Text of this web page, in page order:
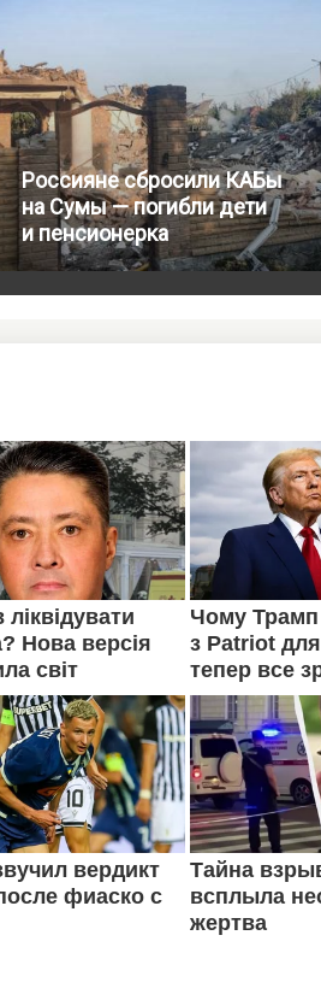
Россияне сбросили КАБы
на Сумы — погибли дети
и пенсионерка